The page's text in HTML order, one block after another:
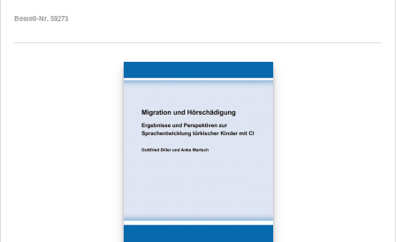
Bestell-Nr. 59273